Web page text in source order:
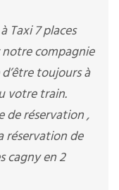
Taxi 7 places
compagnie
toujours à
votre train.
de réservation ,
réservation de
cagny en 2